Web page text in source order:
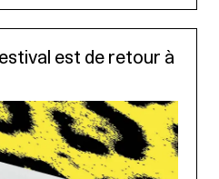
est de retour à